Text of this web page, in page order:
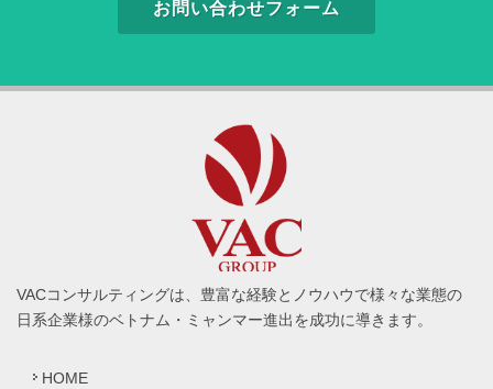
お問い合わせフォーム
VACコンサルティングは、豊富な経験とノウハウで様々な業態の
日系企業様のベトナム・ミャンマー進出を成功に導きます。
HOME